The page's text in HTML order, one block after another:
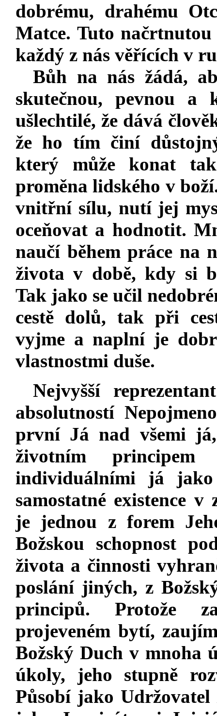
dobrému, drahému
Matce. Tuto
každý z nás věřících v
Bůh na nás žádá,
skutečnou, pevnou a
ušlechtilé, že dává
že ho tím činí
který může konat
proměna lidského v
vnitřní sílu, nutí jej
oceňovat a hodnotit.
naučí během práce na
života v době, kdy si
Tak jako se učil
cestě dolů, tak při
vyjme a naplní je
vlastnostmi duše.
Nejvyšší
absolutností
první Já nad všemi
životním
individuálními já
samostatné existence
je jednou z forem
Božskou schopnost
života a činnosti
poslání jiných, z
principů. Protože
projeveném bytí,
Božský Duch v mnoha
úkoly, jeho stupně
Působí jako